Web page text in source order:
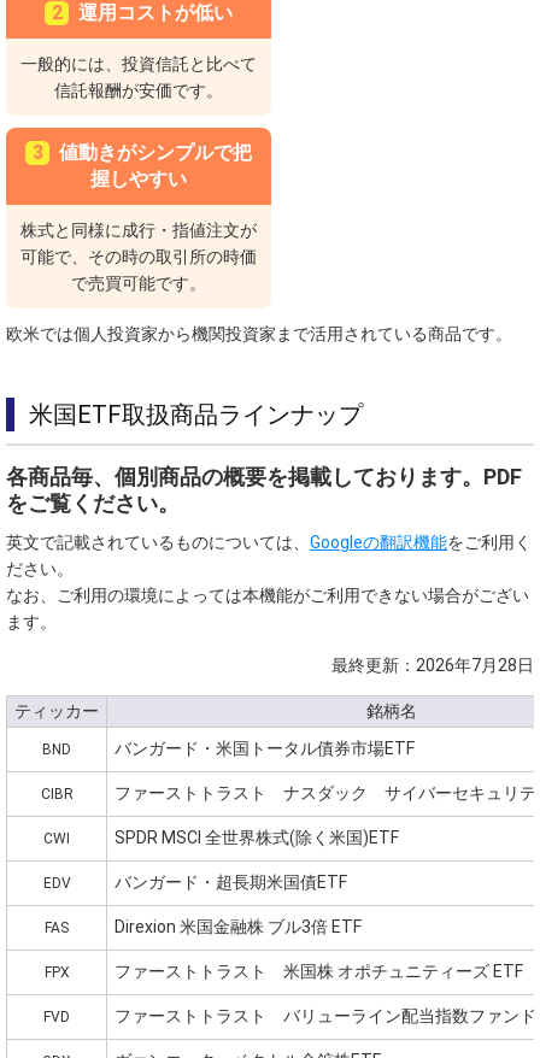
2 運用コストが低い
一般的には、投資信託と比べて
信託報酬が安価です。
3
値動きがシンプルで把
握しやすい
株式と同様に成行・指値注文が
可能で、その時の取引所の時価
で売買可能です。
欧米では個人投資家から機関投資家まで活用されている商品です。
米国ETF取扱商品ラインナップ
各商品毎、個別商品の概要を掲載しております。PDF
をご覧ください。
英文で記載されているものについては、 Googleの翻訳機能をご利用く
ださい。
なお、ご利用の環境によっては本機能がご利用できない場合がござい
ます。
最終更新：2026年7月28日
ティッカー 銘柄名
BND バンガード・米国トータル債券市場ETF
CIBR ファーストトラスト ナスダック サイバーセキュリテ
CWI SPDR MSCI 全世界株式(除く米国)ETF
EDV バンガード・超長期米国債ETF
FAS Direxion 米国金融株 ブル3倍 ETF
FPX ファーストトラスト 米国株 オポチュニティーズ ETF
FVD ファーストトラスト バリューライン配当指数ファンド